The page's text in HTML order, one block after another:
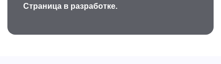
Страница в разработке.